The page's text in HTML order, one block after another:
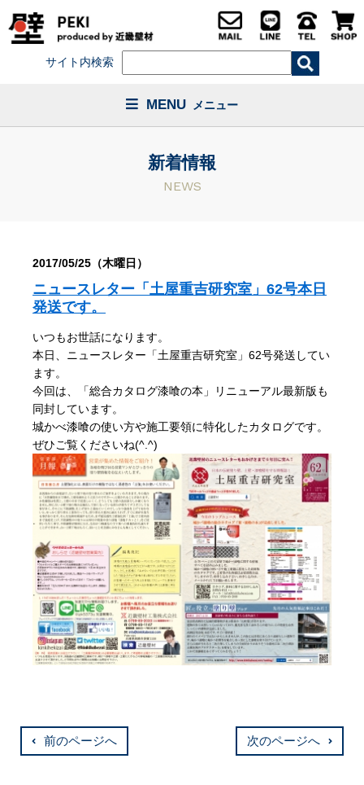
サイト内検索
MENU メニュー
新着情報
NEWS
2017/05/25（木曜日）
ニュースレター「土屋重吉研究室」62号本日
発送です。
いつもお世話になります。
本日、ニュースレター「土屋重吉研究室」62号発送してい
ます。
今回は、「総合カタログ漆喰の本」リニューアル最新版も
同封しています。
城かべ漆喰の使い方や施工要領に特化したカタログです。
ぜひご覧くださいね(^.^)
前のページへ 次のページへ